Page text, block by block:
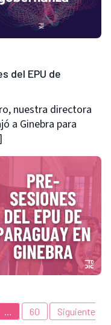
del EPU de
nuestra directora
a Ginebra para
60
Siguiente